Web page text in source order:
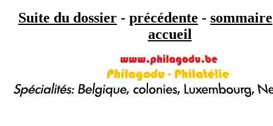
Suite du dossier - précédente - sommaire
accueil